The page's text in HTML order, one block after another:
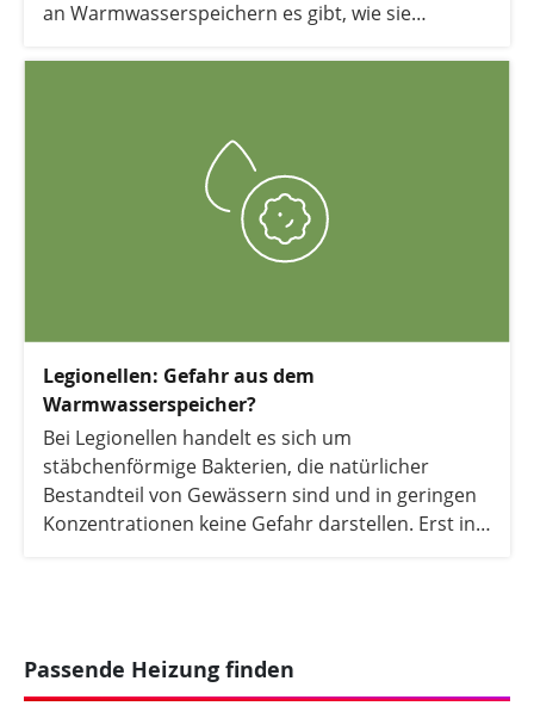
an Warmwasserspeichern es gibt, wie sie
Legionellen: Gefahr aus dem
Warmwasserspeicher?
Bei Legionellen handelt es sich um
stäbchenförmige Bakterien, die natürlicher
Bestandteil von Gewässern sind und in geringen
Konzentrationen keine Gefahr darstellen. Erst in
Passende Heizung finden